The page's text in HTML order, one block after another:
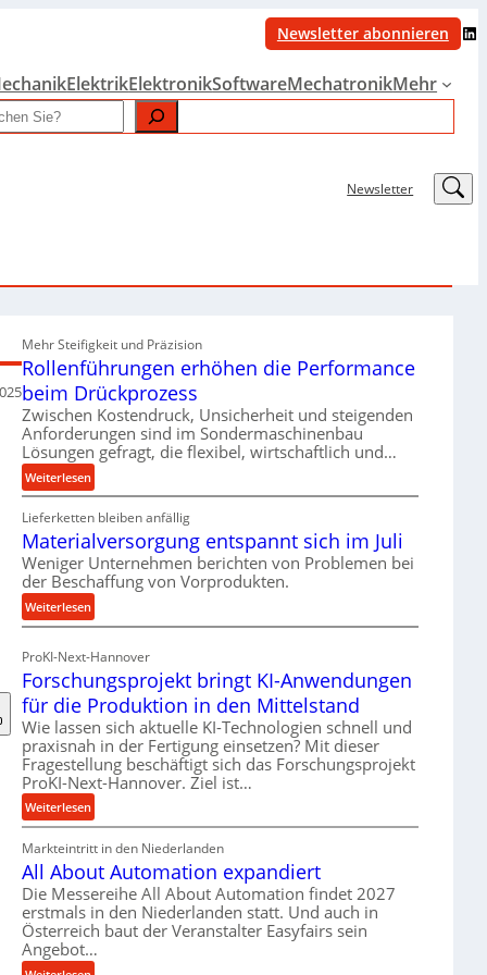
Newsletter abonnieren LinkedIn
ElektrikElektronikSoftwareMechatronikMehr
Newsletter LinkedIn
Mehr Steifigkeit und Präzision
Rollenführungen erhöhen die Performance
beim Drückprozess
Zwischen Kostendruck, Unsicherheit und steigenden
Anforderungen sind im Sondermaschinenbau
Lösungen gefragt, die flexibel, wirtschaftlich und…
Weiterlesen:
R
o
l
l
e
n
f
h
r
u
n
g
e
n
e
r
h
ö
h
e
n
d
Lieferketten bleiben anfällig
Materialversorgung entspannt sich im Juli
Weniger Unternehmen berichten von Problemen bei
der Beschaffung von Vorprodukten.
Weiterlesen:
M
e
r
i
a
l
v
e
r
s
o
r
g
u
n
ProKI-Next-Hannover
Forschungsprojekt bringt KI-Anwendungen
für die Produktion in den Mittelstand
Wie lassen sich aktuelle KI-Technologien schnell und
praxisnah in der Fertigung einsetzen? Mit dieser
Fragestellung beschäftigt sich das Forschungsprojekt
ProKI-Next-Hannover. Ziel ist…
Weiterlesen:
F
o
r
s
c
h
u
n
Markteintritt in den Niederlanden
All About Automation expandiert
Die Messereihe All About Automation findet 2027
erstmals in den Niederlanden statt. Und auch in
Österreich baut der Veranstalter Easyfairs sein
Angebot…